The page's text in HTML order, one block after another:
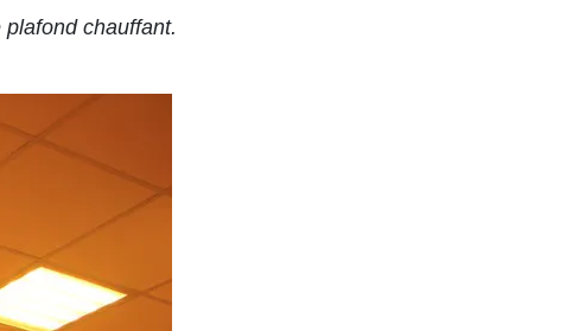
chauffant.